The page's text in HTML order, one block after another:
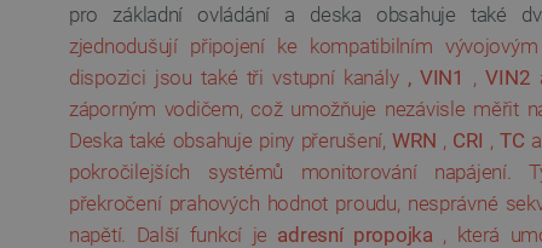
pro základní ovládání a deska obsahuje také
zjednodušují připojení ke kompatibilním
dispozici jsou také tři vstupní kanály , VIN1 ,VIN2
záporným vodičem, což umožňuje nezávisle měřit
Deska také obsahuje piny přerušení,WRN , CRI ,TC a
pokročilejších systémů monitorování napájení.
překročení prahových hodnot proudu, nesprávné
napětí. Další funkcí je adresní propojka , která
PrestaShop-
[abcdef0123456789]{32}
isListDisplay
critCartData
Zásadách ochrany